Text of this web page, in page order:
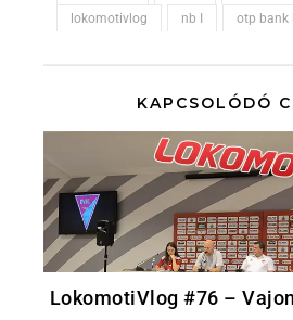
lokomotivlog
nb I otp bank
KAPCSOLÓDÓ
LokomotiVlog #76 –